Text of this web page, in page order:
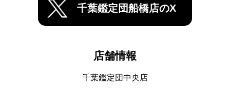
千葉鑑定団船橋店のX
店舗情報
千葉鑑定団中央店